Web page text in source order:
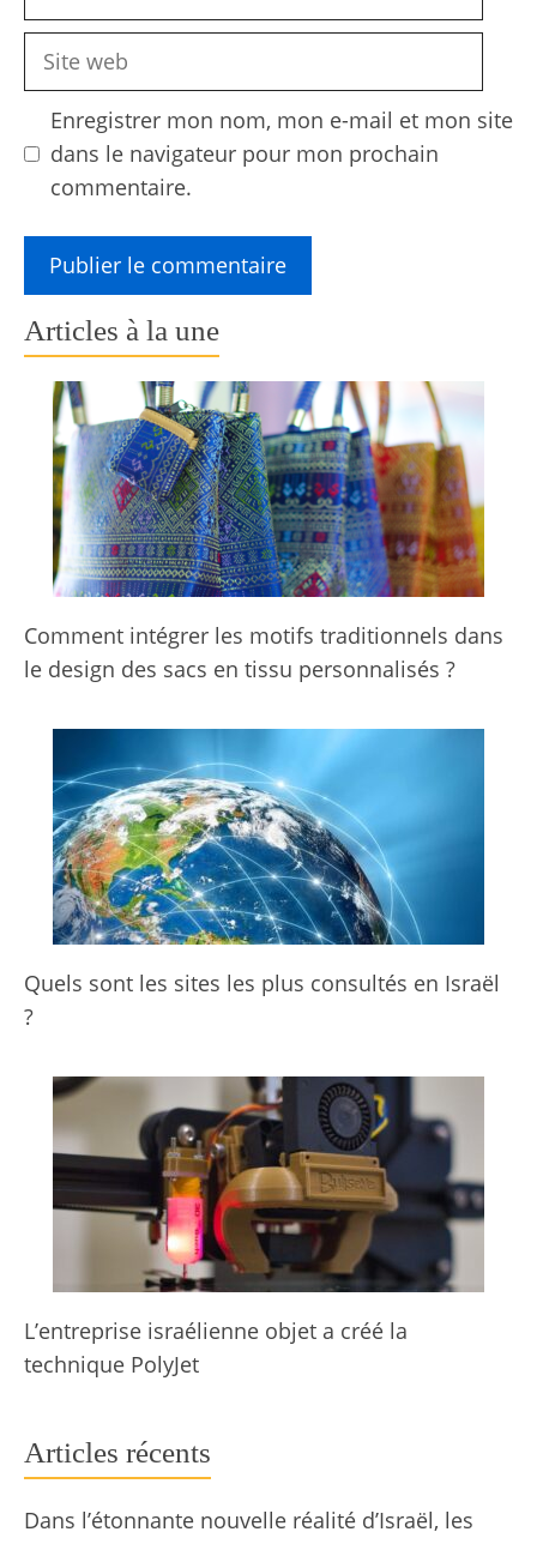
Site
Enregistrer mon nom, mon e-mail et mon site
dans le navigateur pour mon prochain
commentaire.
Articles à la une
Comment intégrer les motifs traditionnels dans
le design des sacs en tissu personnalisés ?
Quels sont les sites les plus consultés en Israël
?
L’entreprise israélienne objet a créé la
technique PolyJet
Articles récents
Dans l’étonnante nouvelle réalité d’Israël, les